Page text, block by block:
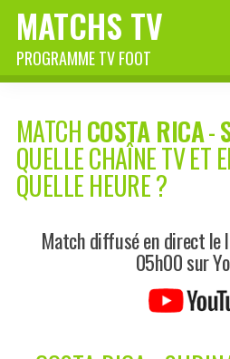
MATCHS TV
PROGRAMME TV FOOT
MATCHCOSTA RICA-
QUELLE CHAÎNE TV ET
QUELLE HEURE ?
Match diffusé en direct
05h00 sur